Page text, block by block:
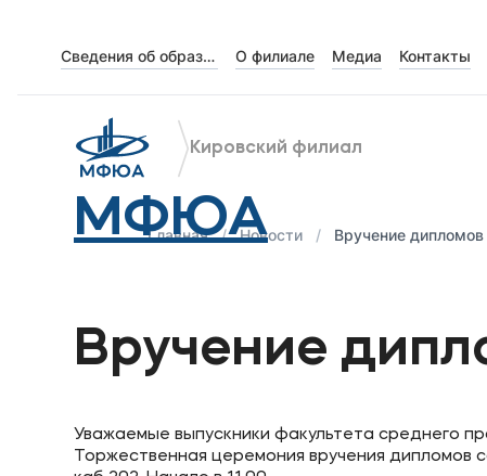
Сведения об образовательной организации О филиале Медиа Контакты
МФЮА
Кировский филиал
Лицензии и документы
Сведения об образовательной организации
Абитуриенту
Поступающим
Студентам
Главная Новости Вручение дипломов
Вручение
Уважаемые выпускники факультета среднего
Торжественная церемония вручения дипломов